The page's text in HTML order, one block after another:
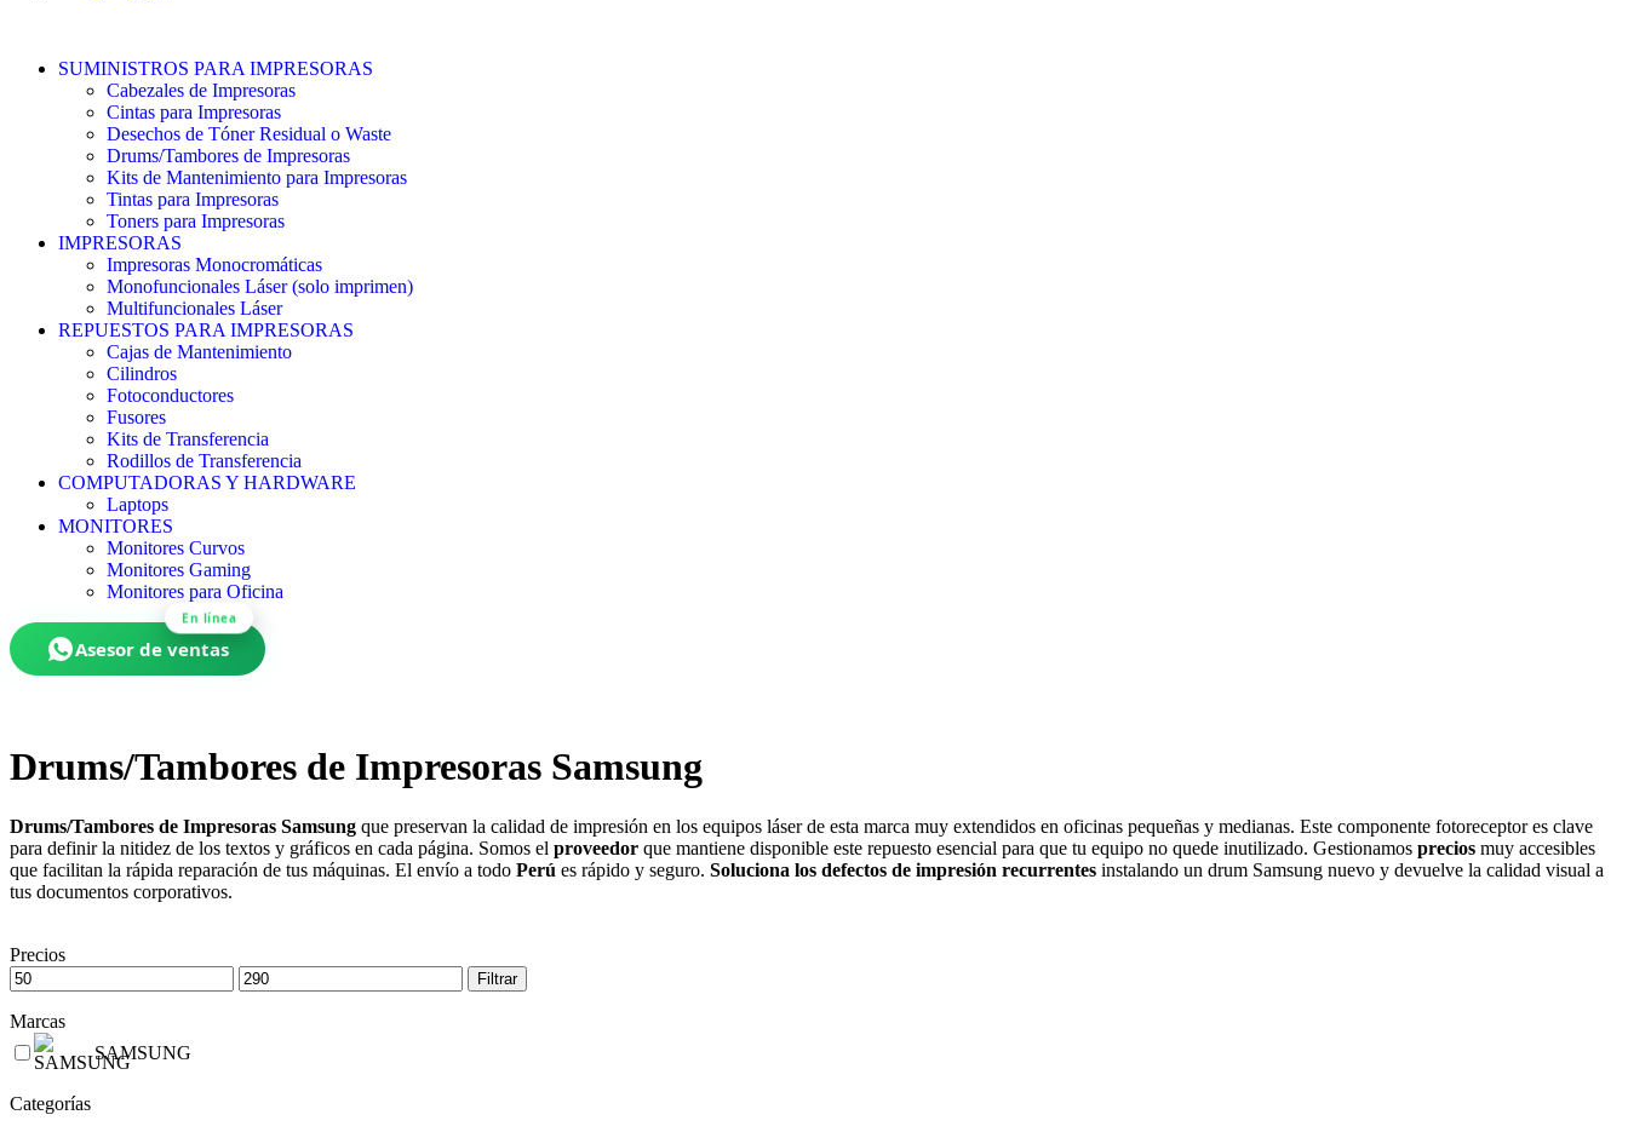
SUMINISTROS PARA IMPRESORAS
Cabezales de Impresoras
Cintas para Impresoras
Desechos de Tóner Residual o Waste
Drums/Tambores de Impresoras
Kits de Mantenimiento para Impresoras
Tintas para Impresoras
Toners para Impresoras
IMPRESORAS
Impresoras Monocromáticas
Monofuncionales Láser (solo imprimen)
Multifuncionales Láser
REPUESTOS PARA IMPRESORAS
Cajas de Mantenimiento
Cilindros
Fotoconductores
Fusores
Kits de Transferencia
Rodillos de Transferencia
COMPUTADORAS Y HARDWARE
Laptops
MONITORES
Monitores Curvos
Monitores Gaming
Monitores para Oficina
En línea
Asesor de ventas
Drums/Tambores de Impresoras Samsung
Drums/Tambores de Impresoras Samsung que preservan la calidad de impresión en los equipos láser de esta marca muy extendidos en oficinas pequeñas y medianas. Este componente fotoreceptor es clave
para definir la nitidez de los textos y gráficos en cada página. Somos el proveedor que mantiene disponible este repuesto esencial para que tu equipo no quede inutilizado. Gestionamos precios muy accesibles
que facilitan la rápida reparación de tus máquinas. El envío a todo Perú es rápido y seguro. Soluciona los defectos de impresión recurrentes instalando un drum Samsung nuevo y devuelve la calidad visual a
tus documentos corporativos.
Precios
Filtrar
Marcas
SAMSUNG
Categorías